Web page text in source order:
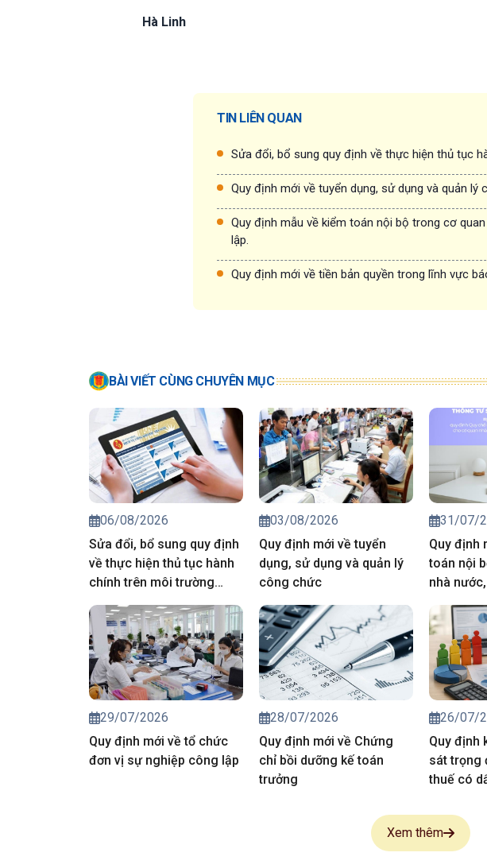
Hà Linh
TIN LIÊN QUAN
Sửa đổi, bổ sung quy định về thực hiện thủ tục
Quy định mới về tuyển dụng, sử dụng và quản lý
Quy định mẫu về kiểm toán nội bộ trong cơ
lập.
Quy định mới về tiền bản quyền trong lĩnh vực
BÀI VIẾT CÙNG CHUYÊN MỤC
06/08/2026
Sửa đổi, bổ sung quy định
về thực hiện thủ tục hành
chính trên môi trường
điện tử
03/08/2026
Quy định mới về tuyển
dụng, sử dụng và quản lý
công chức
31/07/
Quy định
toán nội
nhà
nghiệp
29/07/2026
Quy định mới về tổ chức
đơn vị sự nghiệp công lập
28/07/2026
Quy định mới về Chứng
chỉ bồi dưỡng kế toán
trưởng
26/07/
Quy định
sát trọng
thuế có
Xem thêm